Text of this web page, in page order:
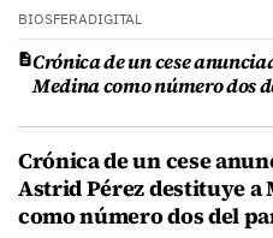
BIOSFERADIGITAL
Crónica de un cese
Medina como número dos
Crónica de un cese
Astrid Pérez destituye a
como número dos del